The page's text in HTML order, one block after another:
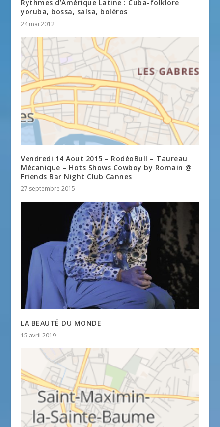
Rythmes d’Amérique Latine : Cuba-folklore
yoruba, bossa, salsa, boléros
24 mai 2012
Vendredi 14 Aout 2015 – RodéoBull – Taureau
Mécanique – Hots Shows Cowboy by Romain @
Friends Bar Night Club Cannes
27 septembre 2015
LA BEAUTÉ DU MONDE
15 avril 2019